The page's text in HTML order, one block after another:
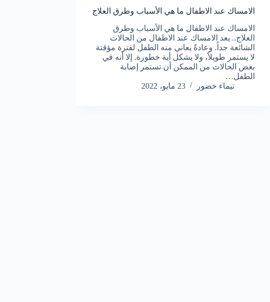
الامساك عند الاطفال ما هي الأسباب وطرق العلاج
الامساك عند الاطفال ما هي الأسباب وطرق
العلاج.. يعد الامساك عند الاطفال من الحالات
الشائعة جداً. وعادةً يعاني منه الطفل لفترة مؤقتة
لا يستمر طويلاً، ولا يشكل أية خطورة. إلا أنه في
بعض الحالات من الممكن أن تستمر إصابة
الطفل…
تيماء خضور
23 مايو، 2022